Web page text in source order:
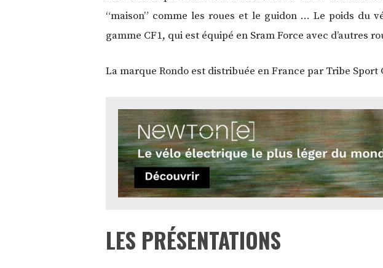
“maison” comme les roues et le guidon … Le poids du
gamme CF1, qui est équipé en Sram Force avec d’autres
La marque Rondo est distribuée en France par Tribe Sport
LES PRÉSENTATIONS